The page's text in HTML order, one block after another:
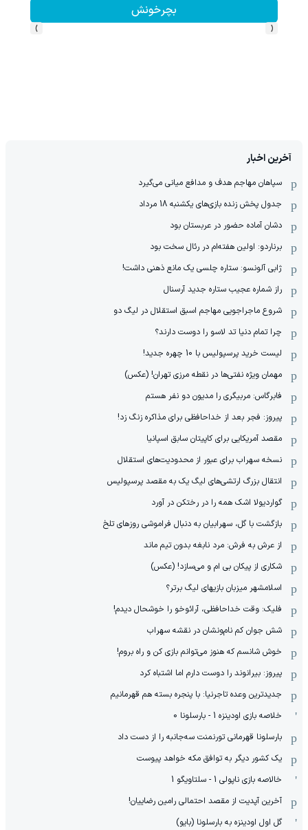
بچرخونش
‹
›
آخرین اخبار
سپاهان مهاجم هدف و مدافع میانی می‌گیرد
جدول پخش زنده بازی‌های یکشنبه 18 مرداد
دشان آماده حضور در عربستان بود
برناردو: اولین هفته‌ام در رئال سخت بود
ژابی آلونسو: ستاره چلسی یک مانع ذهنی داشت!
راز شماره عجیب ستاره جدید آرسنال
شروع ماجراجویی مهاجم اسبق استقلال در لیگ دو
چرا تمام دنیا تد لاسو را دوست دارند؟
لیست خرید پرسپولیس با 10 چهره جدید!
مهمان‌ ویژه نفتی‌ها در نقطه مرزی تهران! (عکس)
فابرگاس: مربیگری را مدیون دو نفر هستم
پیروز: فجر بعد از خداحافظی برای مذاکره زنگ زد!
مقصد آمریکایی برای کاپیتان سابق اسپانیا
نسخه سهراب برای عبور از محدودیت‌های استقلال
انتقال بزرگ ارتشی‌های لیگ یک به مقصد پرسپولیس
گواردیولا اشک همه را در رختکن در آورد
بازگشت با گل، سهرابیان به دنبال فراموشی روزهای تلخ
از عرش به فرش: مرد نابغه‌ بدون تیم ماند
شکاری از پیکان بی ام و می‌سازد! (عکس)
اسلامشهر میزبان بازیهای لیگ برتر؟
فلیک: وقت خداحافظی، آرائوخو را خوشحال دیدم!
شش جوان کم نام‌و‌نشان در نقشه سهراب
خوش شانسم که هنوز می‌توانم بازی کن و راه بروم!
پیروز: بیرانوند را دوست دارم اما اشتباه کرد
جدیدترین وعده تاجرنیا: با پنجره بسته هم قهرمانیم
خلاصه بازی اودینزه 1 - بارسلونا 0
بارسلونا قهرمانی تورنمنت سه‌جانبه را از دست داد
یک کشور دیگر به توافق مکه خواهد پیوست
خالاصه بازی ناپولی 1 - سلتاویگو 1
آخرین آپدیت از مقصد احتمالی رامین رضاییان!
گل اول اودینزه به بارسلونا (بایو)